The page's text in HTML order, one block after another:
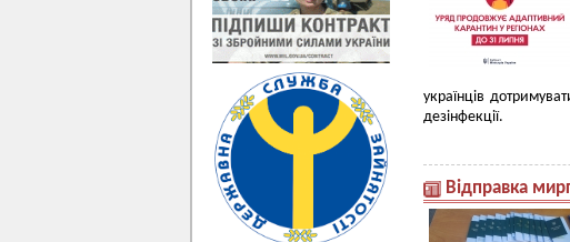
українців
дезінфекції.
Відправка